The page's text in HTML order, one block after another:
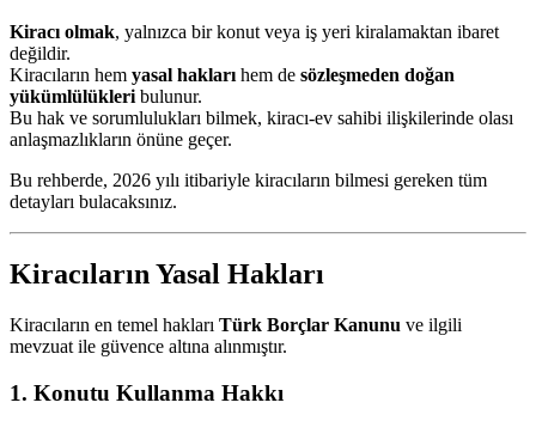
Kiracı olmak, yalnızca bir konut veya iş yeri kiralamaktan ibaret
değildir.
Kiracıların hem yasal hakları hem de sözleşmeden doğan
yükümlülükleri bulunur.
Bu hak ve sorumlulukları bilmek, kiracı-ev sahibi ilişkilerinde olası
anlaşmazlıkların önüne geçer.
Bu rehberde, 2026 yılı itibariyle kiracıların bilmesi gereken tüm
detayları bulacaksınız.
Kiracıların Yasal Hakları
Kiracıların en temel hakları Türk Borçlar Kanunu ve ilgili
mevzuat ile güvence altına alınmıştır.
1. Konutu Kullanma Hakkı